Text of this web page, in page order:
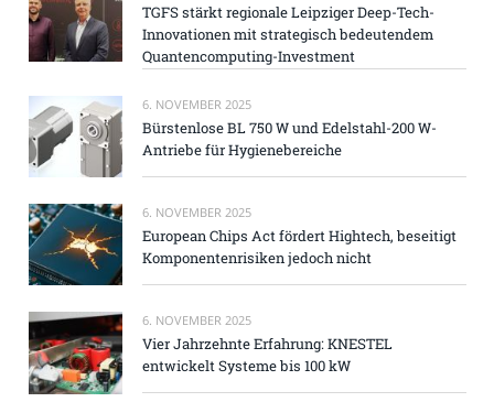
TGFS stärkt regionale Leipziger Deep-Tech-
Innovationen mit strategisch bedeutendem
Quantencomputing-Investment
6. NOVEMBER 2025
Bürstenlose BL 750 W und Edelstahl-200 W-
Antriebe für Hygienebereiche
6. NOVEMBER 2025
European Chips Act fördert Hightech, beseitigt
Komponentenrisiken jedoch nicht
6. NOVEMBER 2025
Vier Jahrzehnte Erfahrung: KNESTEL
entwickelt Systeme bis 100 kW